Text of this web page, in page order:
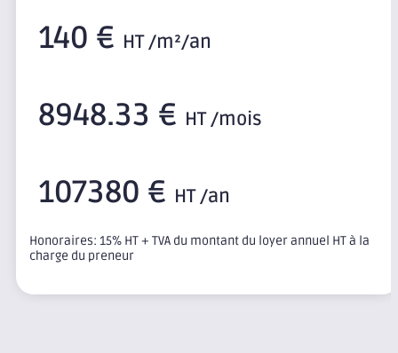
140 € HT /m²/an
8948.33 € HT /mois
107380 € HT /an
Honoraires: 15% HT + TVA du montant du loyer annuel HT à la
charge du preneur